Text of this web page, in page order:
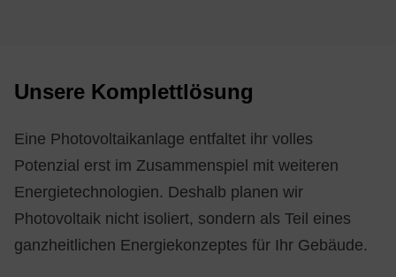
Un­se­re Kom­plett­lö­sung
Eine Photovoltaikanlage entfaltet ihr volles
Potenzial erst im Zusammenspiel mit weiteren
Energietechnologien. Deshalb planen wir
Photovoltaik nicht isoliert, sondern als Teil eines
ganzheitlichen Energiekonzeptes für Ihr Gebäude.